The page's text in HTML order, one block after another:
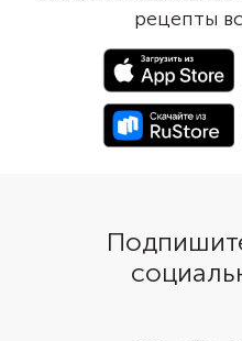
лимоны. У них приятная
с легким намеком на
Но если под рукой оказался
обычный лимон, разбавьте его
апельсином. Вкус блюда
мягче, а аромат —
рецепты